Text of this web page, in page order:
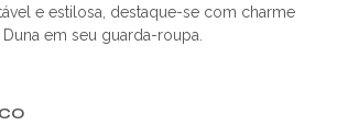
e estilosa, destaque-se com charme
em seu guarda-roupa.